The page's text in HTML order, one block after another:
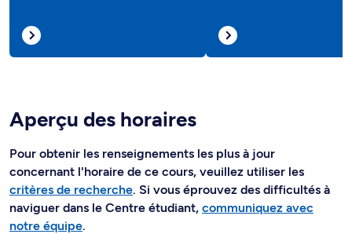
Aperçu des horaires
Pour obtenir les renseignements les plus à jour
concernant l'horaire de ce cours, veuillez utiliser les
critères de recherche. Si vous éprouvez des difficultés à
naviguer dans le Centre étudiant, communiquez avec
notre équipe.